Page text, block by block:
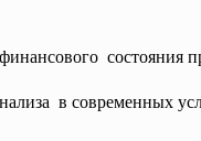
финансового состояния
в современных